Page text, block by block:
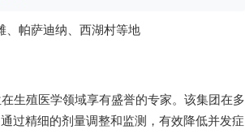
、帕萨迪纳、西湖村等地
生殖医学领域享有盛誉的专家。该集团在多
过精细的剂量调整和监测，有效降低并发症